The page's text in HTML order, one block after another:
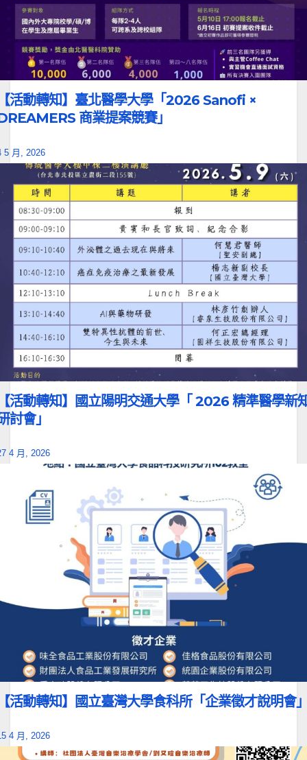
活動轉知】臺北醫學大學「2026 Sanofi ×
商業提案競賽」
5 月, 2026
活動轉知】國立陽明交通大學「 2026 精準醫學新
討會」
4 月, 2026
活動轉知】國立臺灣大學食科所「企業徵才說明會
4 月, 2026